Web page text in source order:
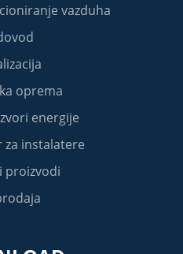
vazduha
oprema
energije
instalatere
proizvodi